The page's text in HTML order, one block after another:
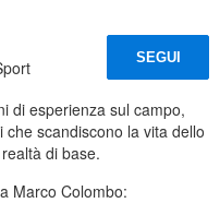
SEGUI
di esperienza sul campo,
scandiscono la vita dello
di base.
Marco Colombo: